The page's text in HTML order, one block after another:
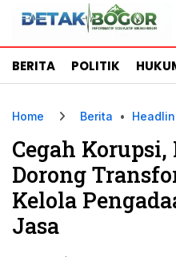
BERITA POLITIK
Home Berita •
Cegah
Dorong
Kelola
Jasa